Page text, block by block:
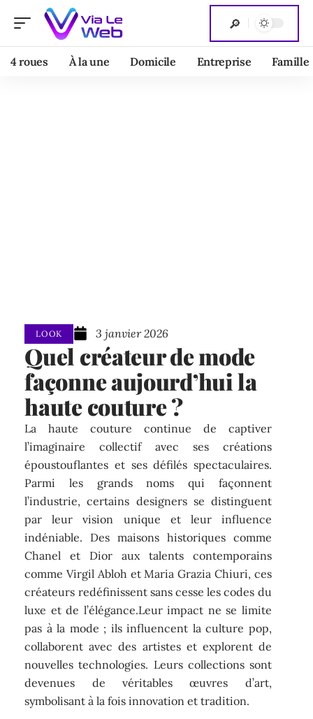
4 roues À la une Domicile Entreprise Famille
LOOK 3 janvier 2026
Quel créateur de mode
façonne aujourd’hui la
haute couture ?
La haute couture continue de captiver
l’imaginaire collectif avec ses créations
époustouflantes et ses défilés spectaculaires.
Parmi les grands noms qui façonnent
l’industrie, certains designers se distinguent
par leur vision unique et leur influence
indéniable. Des maisons historiques comme
Chanel et Dior aux talents contemporains
comme Virgil Abloh et Maria Grazia Chiuri, ces
créateurs redéfinissent sans cesse les codes du
luxe et de l’élégance.Leur impact ne se limite
pas à la mode ; ils influencent la culture pop,
collaborent avec des artistes et explorent de
nouvelles technologies. Leurs collections sont
devenues de véritables œuvres d’art,
symbolisant à la fois innovation et tradition.